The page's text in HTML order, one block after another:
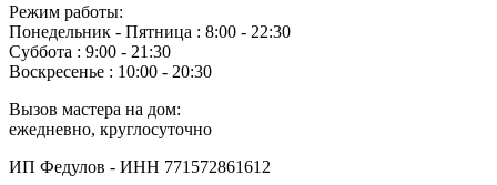
Режим работы:
Понедельник ‐ Пятница : 8:00 - 22:30
Суббота : 9:00 - 21:30
Воскресенье : 10:00 - 20:30
Вызов мастера на дом:
ежедневно, круглосуточно
ИП Федулов - ИНН 771572861612